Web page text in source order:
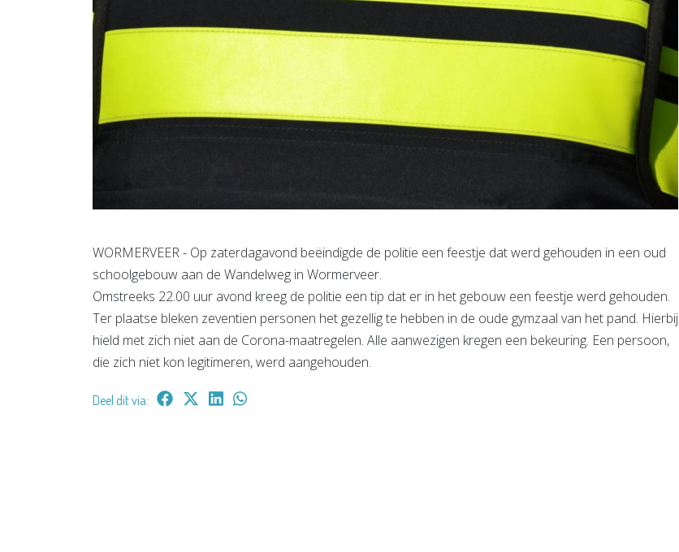
WORMERVEER - Op zaterdagavond beëindigde de politie een feestje dat werd gehouden in een oud
schoolgebouw aan de Wandelweg in Wormerveer.
Omstreeks 22.00 uur avond kreeg de politie een tip dat er in het gebouw een feestje werd gehouden.
Ter plaatse bleken zeventien personen het gezellig te hebben in de oude gymzaal van het pand. Hierbij
hield met zich niet aan de Corona-maatregelen. Alle aanwezigen kregen een bekeuring. Een persoon,
die zich niet kon legitimeren, werd aangehouden.
Deel dit via: